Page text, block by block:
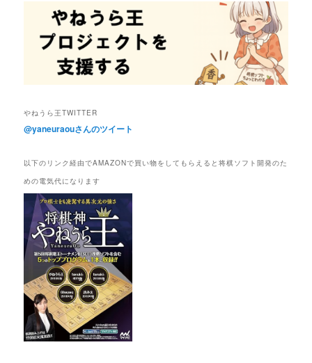
やねうら王TWITTER
@yaneuraouさんのツイート
以下のリンク経由でAMAZONで買い物をしてもらえると将棋ソフト開発のた
めの電気代になります